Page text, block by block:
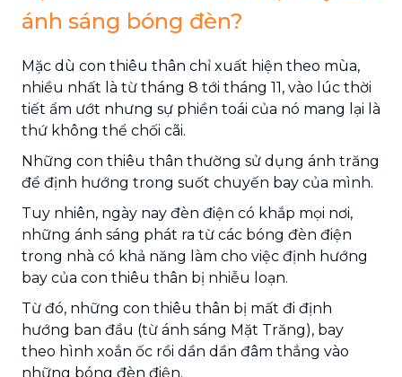
ánh sáng bóng đèn?
Mặc dù con thiêu thân chỉ xuất hiện theo mùa,
nhiều nhất là từ tháng 8 tới tháng 11, vào lúc thời
tiết ẩm ướt nhưng sự phiền toái của nó mang lại là
thứ không thể chối cãi.
Những con thiêu thân thường sử dụng ánh trăng
để định hướng trong suốt chuyến bay của mình.
Tuy nhiên, ngày nay đèn điện có khắp mọi nơi,
những ánh sáng phát ra từ các bóng đèn điện
trong nhà có khả năng làm cho việc định hướng
bay của con thiêu thân bị nhiễu loạn.
Từ đó, những con thiêu thân bị mất đi định
hướng ban đầu (từ ánh sáng Mặt Trăng), bay
theo hình xoắn ốc rồi dần dần đâm thẳng vào
những bóng đèn điện.